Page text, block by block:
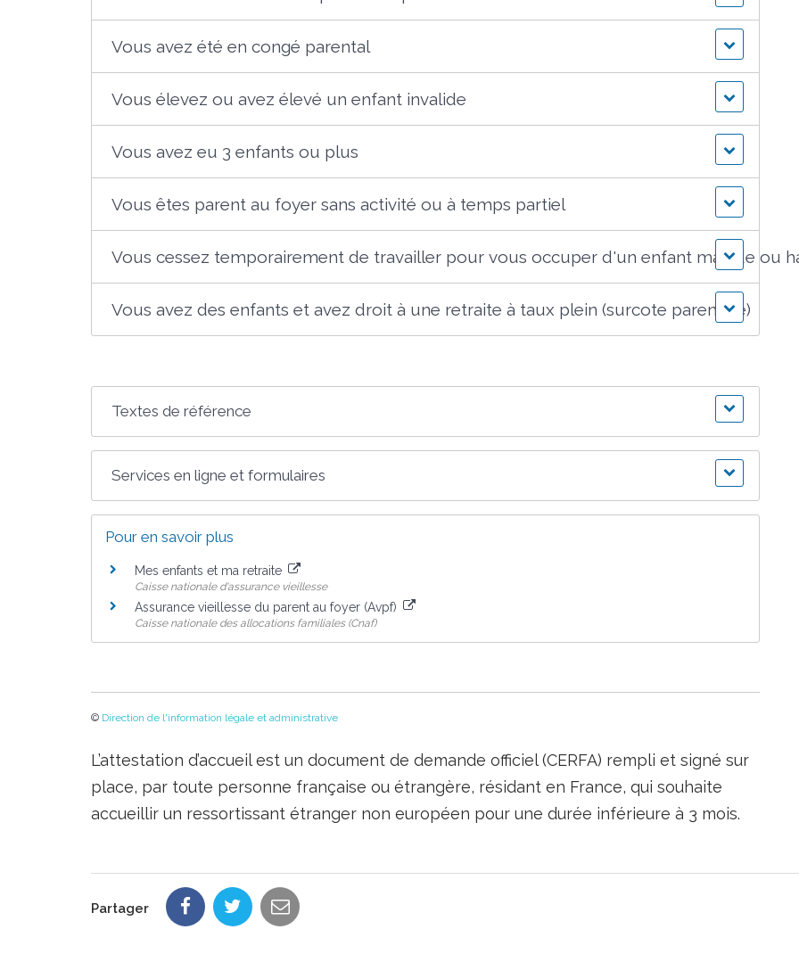
Vous avez été en congé parental
Vous élevez ou avez élevé un enfant invalide
Vous avez eu 3 enfants ou plus
Vous êtes parent au foyer sans activité ou à temps partiel
Vous cessez temporairement de travailler pour vous occuper d'un enfant malade ou
Vous avez des enfants et avez droit à une retraite à taux plein (surcote parentale)
Textes de référence
Services en ligne et formulaires
Pour en savoir plus
Mes enfants et ma retraite
Caisse nationale d'assurance vieillesse
Assurance vieillesse du parent au foyer (Avpf)
Caisse nationale des allocations familiales (Cnaf)
© Direction de l'information légale et administrative
L’attestation d’accueil est un document de demande officiel (CERFA) rempli et signé sur
place, par toute personne française ou étrangère, résidant en France, qui souhaite
accueillir un ressortissant étranger non européen pour une durée inférieure à 3 mois.
Partager